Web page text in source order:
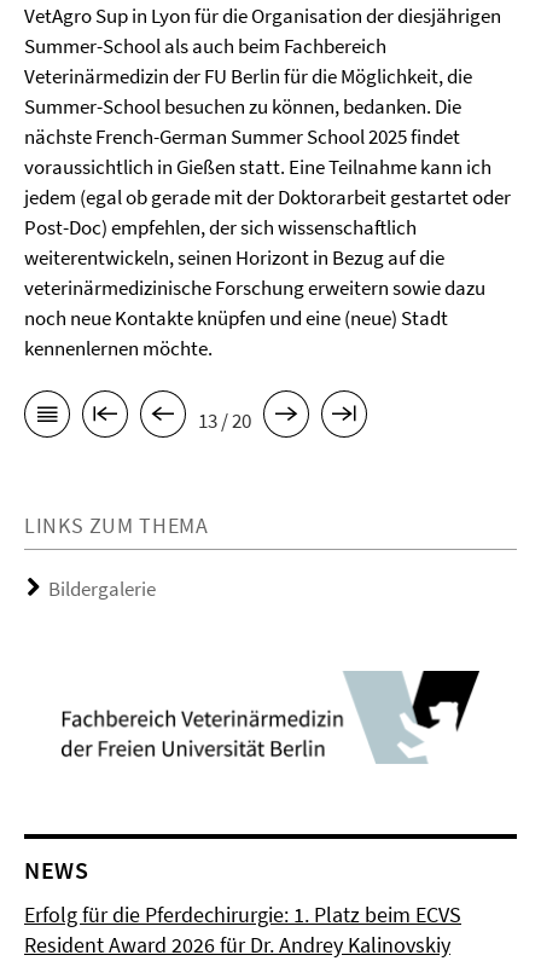
VetAgro Sup in Lyon für die Organisation der diesjährigen
Summer-School als auch beim Fachbereich
Veterinärmedizin der FU Berlin für die Möglichkeit, die
Summer-School besuchen zu können, bedanken. Die
nächste French-German Summer School 2025 findet
voraussichtlich in Gießen statt. Eine Teilnahme kann ich
jedem (egal ob gerade mit der Doktorarbeit gestartet oder
Post-Doc) empfehlen, der sich wissenschaftlich
weiterentwickeln, seinen Horizont in Bezug auf die
veterinärmedizinische Forschung erweitern sowie dazu
noch neue Kontakte knüpfen und eine (neue) Stadt
kennenlernen möchte.
13 / 20
LINKS ZUM THEMA
Bildergalerie
NEWS
Erfolg für die Pferdechirurgie: 1. Platz beim ECVS
Resident Award 2026 für Dr. Andrey Kalinovskiy